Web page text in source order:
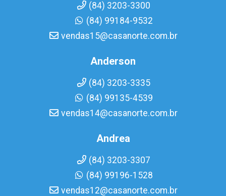
(84) 3203-3300
(84) 99184-9532
vendas15@casanorte.com.br
Anderson
(84) 3203-3335
(84) 99135-4539
vendas14@casanorte.com.br
Andrea
(84) 3203-3307
(84) 99196-1528
vendas12@casanorte.com.br